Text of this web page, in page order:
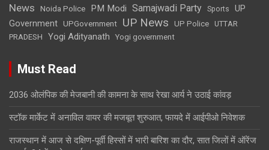
News
Noida Police PM Modi Samajwadi Party Sports
UP
Government UPGovernment UP News UP Police
UTTAR
PRADESH
Yogi Adityanath Yogi government
Must Read
2036 ओलंपिक की मेजबानी की कामना के साथ रेखा आर्य ने उठाई कांवड़
स्टॉक मार्केट में अनाविल वायर की मजबूत शुरुआत, फायदे में आईपीओ निवेशक
राजस्थान में आज से दक्षिण-पूर्वी हिस्सों में भारी बारिश का दौर, सात जिलों में ऑरेंज